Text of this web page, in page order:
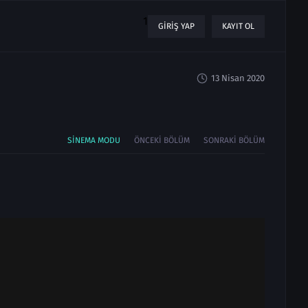
1 GIRIŞ YAP KAYIT OL
13 Nisan 2020
SINEMA MODU ÖNCEKI BÖLÜM SONRAKI BÖLÜM